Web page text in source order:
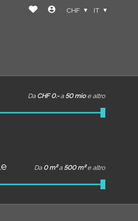
CHF IT
Da CHF 0.- a 50 mio e altro
Da 0 m² a 500 m² e altro